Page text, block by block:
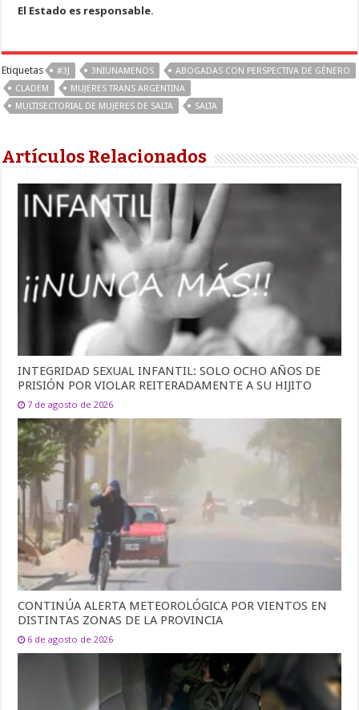
El Estado es responsable.
Etiquetas #3J 3NIUNAMENOS
ABOGADAS CON PERSPECTIVA DE GÉNERO
CLADEM
MUJERES TRANS ARGENTINA
MULTISECTORIAL DE MUJERES DE SALTA
SALTA
Artículos Relacionados
INTEGRIDAD SEXUAL INFANTIL: SOLO OCHO AÑOS DE
PRISIÓN POR VIOLAR REITERADAMENTE A SU HIJITO
7 de agosto de 2026
CONTINÚA ALERTA METEOROLÓGICA POR VIENTOS EN
DISTINTAS ZONAS DE LA PROVINCIA
6 de agosto de 2026